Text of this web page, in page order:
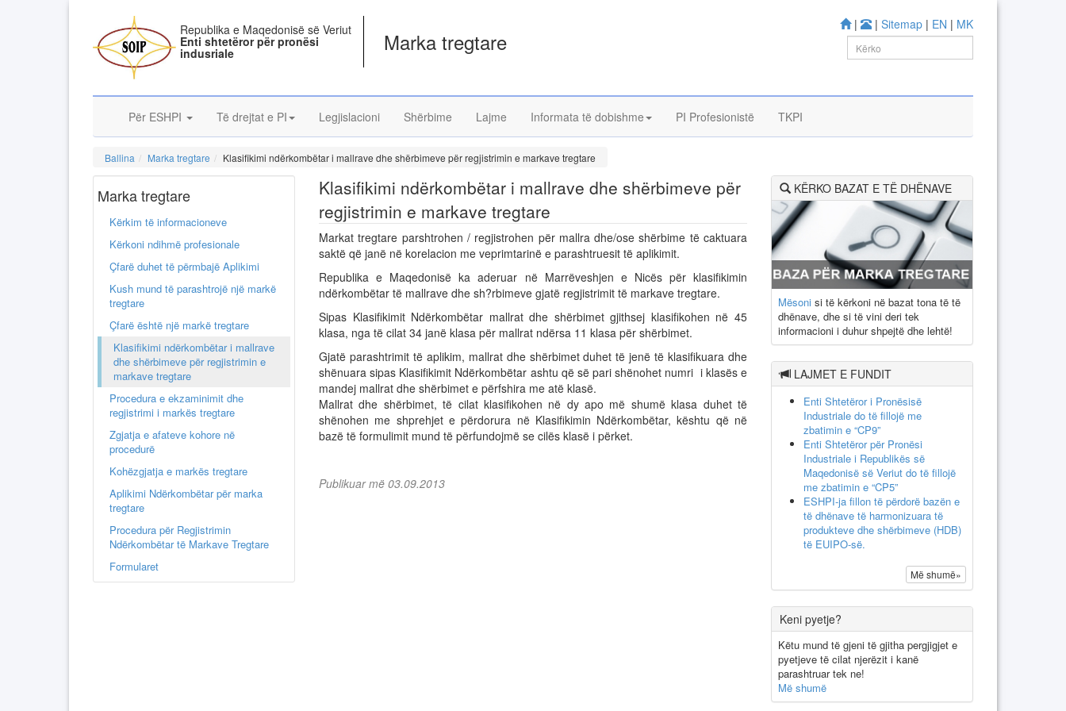
| | Sitemap | EN | MK
Republika e Maqedonisë së Veriut
Enti shtetëror për pronësi
indusriale Marka tregtare
Për ESHPI Të drejtat e PI Legjislacioni Shërbime Lajme Informata të dobishme PI Profesionistë TKPI
Ballina Marka tregtare Klasifikimi ndërkombëtar i mallrave dhe shërbimeve për regjistrimin e markave tregtare
Marka tregtare
Kërkim të informacioneve
Kërkoni ndihmë profesionale
Çfarë duhet të përmbajë Aplikimi
Kush mund të parashtrojë një markë
tregtare
Çfarë është një markë tregtare
Klasifikimi ndërkombëtar i mallrave
dhe shërbimeve për regjistrimin e
markave tregtare
Procedura e ekzaminimit dhe
regjistrimi i markës tregtare
Zgjatja e afateve kohore në
procedurë
Kohëzgjatja e markës tregtare
Aplikimi Ndërkombëtar për marka
tregtare
Procedura për Regjistrimin
Ndërkombëtar të Markave Tregtare
Formularet
Klasifikimi ndërkombëtar i mallrave dhe shërbimeve për
regjistrimin e markave tregtare
Markat tregtare parshtrohen / regjistrohen për mallra dhe/ose shërbime të caktuara
saktë që janë në korelacion me veprimtarinë e parashtruesit të aplikimit.
Republika e Maqedonisë ka aderuar në Marrëveshjen e Nicës për klasifikimin
ndërkombëtar të mallrave dhe sh?rbimeve gjatë regjistrimit të markave tregtare.
Sipas Klasifikimit Ndërkombëtar mallrat dhe shërbimet gjithsej klasifikohen në 45
klasa, nga të cilat 34 janë klasa për mallrat ndërsa 11 klasa për shërbimet.
Gjatë parashtrimit të aplikim, mallrat dhe shërbimet duhet të jenë të klasifikuara dhe
shënuara sipas Klasifikimit Ndërkombëtar ashtu që së pari shënohet numri i klasës e
mandej mallrat dhe shërbimet e përfshira me atë klasë.
Mallrat dhe shërbimet, të cilat klasifikohen në dy apo më shumë klasa duhet të
shënohen me shprehjet e përdorura në Klasifikimin Ndërkombëtar, kështu që në
bazë të formulimit mund të përfundojmë se cilës klasë i përket.
Publikuar më 03.09.2013
KËRKO BAZAT E TË DHËNAVE
Mësoni si të kërkoni në bazat tona të të
dhënave, dhe si të vini deri tek
informacioni i duhur shpejtë dhe lehtë!
LAJMET E FUNDIT
Enti Shtetëror i Pronësisë
Industriale do të fillojë me
zbatimin e “CP9”
Enti Shtetëror për Pronësi
Industriale i Republikës së
Maqedonisë së Veriut do të fillojë
me zbatimin e “CP5”
ESHPI-ja fillon të përdorë bazën e
të dhënave të harmonizuara të
produkteve dhe shërbimeve (HDB)
të EUIPO-së.
Më shumë»
Keni pyetje?
Këtu mund të gjeni të gjitha pergjigjet e
pyetjeve të cilat njerëzit i kanë
parashtruar tek ne!
Më shumë